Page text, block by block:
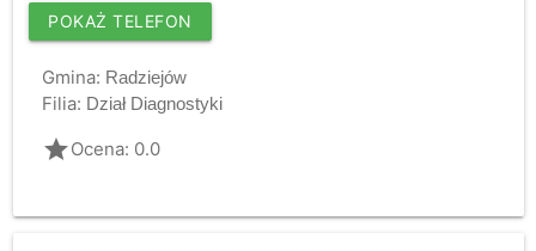
POKAŻ TELEFON
Gmina: Radziejów
Filia: Dział Diagnostyki
gradeOcena: 0.0